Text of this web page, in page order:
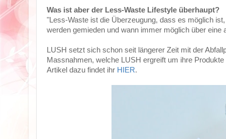
Was ist aber der Less-Waste Lifestyle überhaupt?
"Less-Waste ist die Überzeugung, dass es möglich
werden gemieden und wann immer möglich über eine
LUSH setzt sich schon seit längerer Zeit mit der
Massnahmen, welche LUSH ergreift um ihre
Artikel dazu findet ihr HIER.